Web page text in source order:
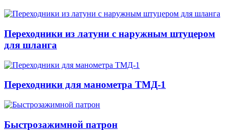
Переходники из латуни с наружным штуцером
для шланга
Переходники для манометра ТМД-1
Быстрозажимной патрон